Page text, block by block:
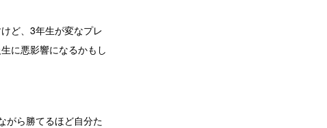
ど、3年生が変なプレ
に悪影響になるかもし
がら勝てるほど自分た